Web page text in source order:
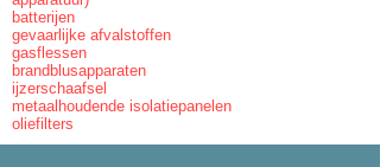
batterijen
gevaarlijke afvalstoffen
gasflessen
brandblusapparaten
ijzerschaafsel
metaalhoudende isolatiepanelen
oliefilters